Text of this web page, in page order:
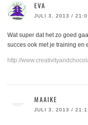
EVA
JULI 3, 2013 /
Wat super dat het zo goed
succes ook met je training en
http://
MAAIKE
JULI 3, 2013 /